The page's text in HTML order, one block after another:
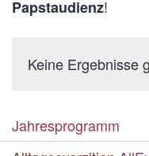
Papstaudienz!
Keine Ergebnisse
Jahresprogramm